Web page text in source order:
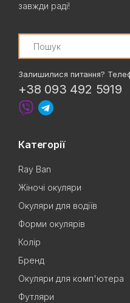
завжди раді!
Search
Залишилися питання?
+38 093 492 5919
Категорії
Ray Ban
Жіночі окуляри
Окуляри для водіїв
Форми окулярів
Колір
Бренд
Окуляри для комп'ютера
Футляри